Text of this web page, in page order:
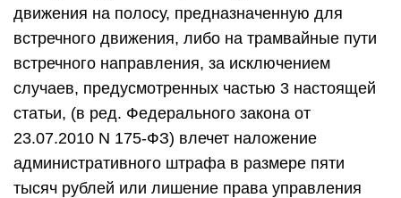
движения на полосу, предназначенную для
встречного движения, либо на трамвайные пути
встречного направления, за исключением
случаев, предусмотренных частью 3 настоящей
статьи, (в ред. Федерального закона от
23.07.2010 N 175-ФЗ) влечет наложение
административного штрафа в размере пяти
тысяч рублей или лишение права управления